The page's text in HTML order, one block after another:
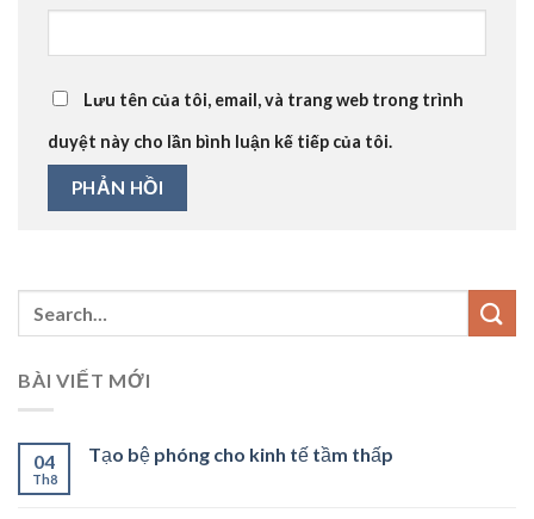
Lưu tên của tôi, email, và trang web trong trình
duyệt này cho lần bình luận kế tiếp của tôi.
BÀI VIẾT MỚI
04
Th8
Tạo bệ phóng cho kinh tế tầm thấp